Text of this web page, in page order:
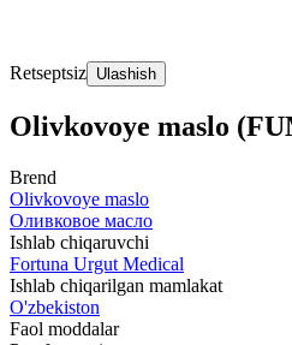
Retseptsiz Ulashish
Olivkovoye maslo
Brend
Olivkovoye maslo
Оливковое масло
Ishlab chiqaruvchi
Fortuna Urgut Medical
Ishlab chiqarilgan mamlakat
O'zbekiston
Faol moddalar